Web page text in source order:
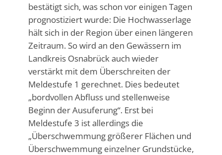
bestätigt sich, was schon vor einigen Tagen
prognostiziert wurde: Die Hochwasserlage
hält sich in der Region über einen längeren
Zeitraum. So wird an den Gewässern im
Landkreis Osnabrück auch wieder
verstärkt mit dem Überschreiten der
Meldestufe 1 gerechnet. Dies bedeutet
„bordvollen Abfluss und stellenweise
Beginn der Ausuferung“. Erst bei
Meldestufe 3 ist allerdings die
„Überschwemmung größerer Flächen und
Überschwemmung einzelner Grundstücke,